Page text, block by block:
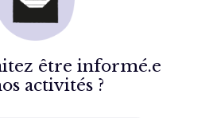
être informé.e
activités ?